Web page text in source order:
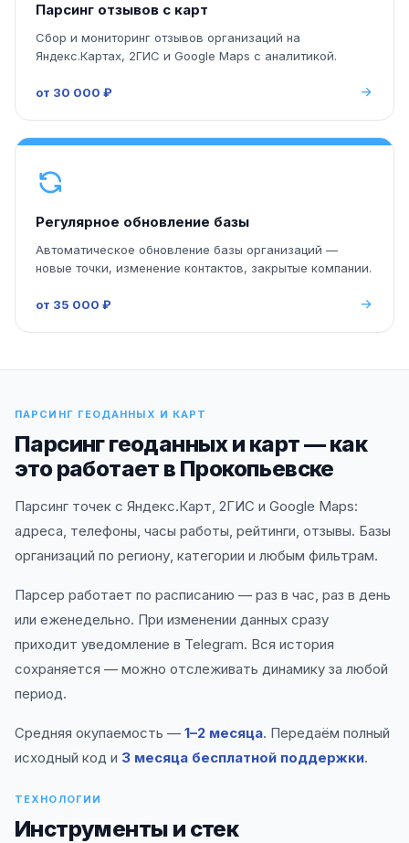
Парсинг отзывов с карт
Сбор и мониторинг отзывов организаций на
Яндекс.Картах, 2ГИС и Google Maps с аналитикой.
от 30 000 ₽
Регулярное обновление базы
Автоматическое обновление базы организаций —
новые точки, изменение контактов, закрытые компании.
от 35 000 ₽
ПАРСИНГ ГЕОДАННЫХ И КАРТ
Парсинг геоданных и карт — как
это работает в Прокопьевске
Парсинг точек с Яндекс.Карт, 2ГИС и Google Maps:
адреса, телефоны, часы работы, рейтинги, отзывы. Базы
организаций по региону, категории и любым фильтрам.
Парсер работает по расписанию — раз в час, раз в день
или еженедельно. При изменении данных сразу
приходит уведомление в Telegram. Вся история
сохраняется — можно отслеживать динамику за любой
период.
Средняя окупаемость — 1–2 месяца. Передаём полный
исходный код и 3 месяца бесплатной поддержки.
ТЕХНОЛОГИИ
Инструменты и стек